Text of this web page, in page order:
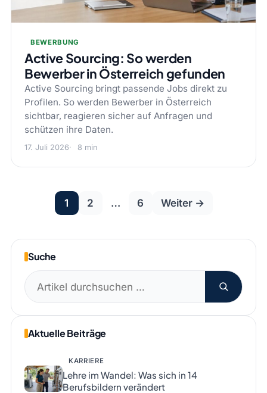
BEWERBUNG
Active Sourcing: So werden
Bewerber in Österreich gefunden
Active Sourcing bringt passende Jobs direkt zu
Profilen. So werden Bewerber in Österreich
sichtbar, reagieren sicher auf Anfragen und
schützen ihre Daten.
17. Juli 2026 8 min
Beiträge
1 2 … 6 Weiter →
Suche
Suchen
nach:
Aktuelle Beiträge
KARRIERE
Lehre im Wandel: Was sich in 14
Berufsbildern verändert